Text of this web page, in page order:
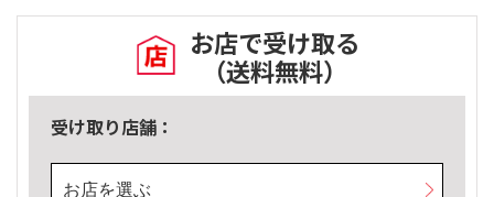
お店で受け取る
（送料無料）
受け取り店舗：
お店を選ぶ